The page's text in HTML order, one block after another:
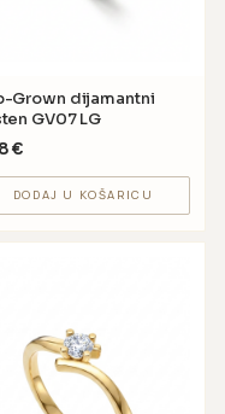
Grown dijamantni
GV07 LG
€
DODAJ U KOŠARICU